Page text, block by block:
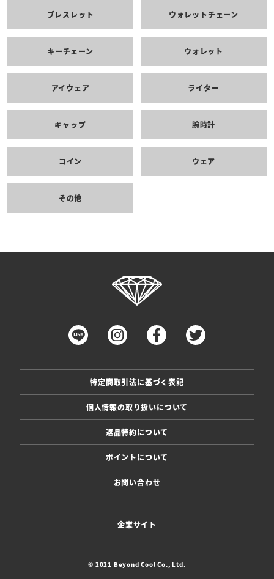
ブレスレット ウォレットチェーン
キーチェーン ウォレット
アイウェア ライター
キャップ 腕時計
コイン ウェア
その他
特定商取引法に基づく表記
個人情報の取り扱いについて
返品特約について
ポイントについて
お問い合わせ
企業サイト
© 2021 Beyond Cool Co., Ltd.